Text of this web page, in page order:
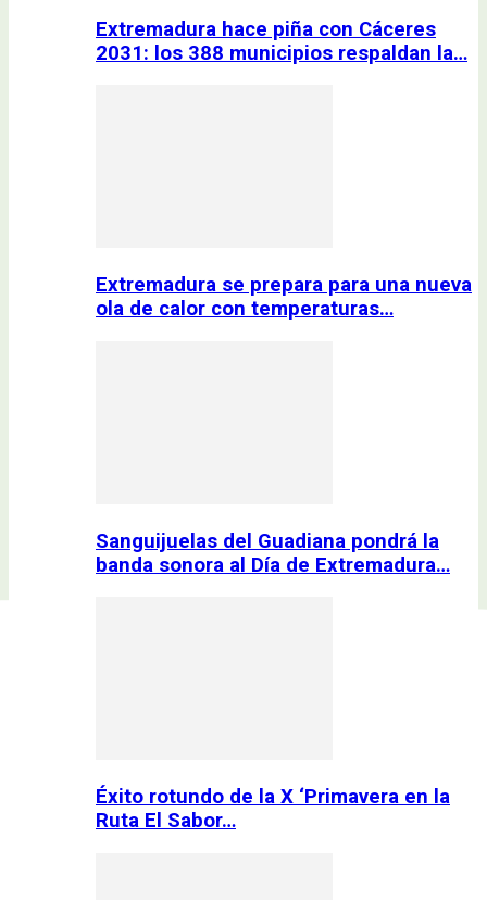
Extremadura hace piña con Cáceres
2031: los 388 municipios respaldan la…
Extremadura se prepara para una nueva
ola de calor con temperaturas…
Sanguijuelas del Guadiana pondrá la
banda sonora al Día de Extremadura…
Éxito rotundo de la X ‘Primavera en la
Ruta El Sabor…